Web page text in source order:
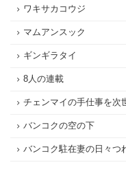
ワキサカコウジ
マムアンスック
ギンギラタイ
8人の連載
チェンマイの手仕事を次
バンコクの空の下
バンコク駐在妻の日々つ